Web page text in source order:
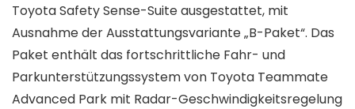
Toyota Safety Sense-Suite ausgestattet, mit
Ausnahme der Ausstattungsvariante „B-Paket“. Das
Paket enthält das fortschrittliche Fahr- und
Parkunterstützungssystem von Toyota Teammate
Advanced Park mit Radar-Geschwindigkeitsregelung